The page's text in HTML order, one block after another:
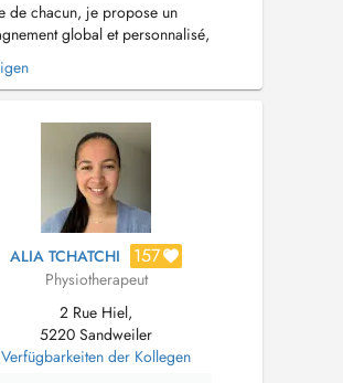
de chacun, je propose un
global et personnalisé,
besoins et objectifs. J'interviens
enfants jusqu'aux séniors au sein du
générale : prévention et
des douleurs musculo-...
ALIA TCHATCHI 157
Physiotherapeut
2 Rue Hiel,
5220 Sandweiler
Verfügbarkeiten der Kollegen